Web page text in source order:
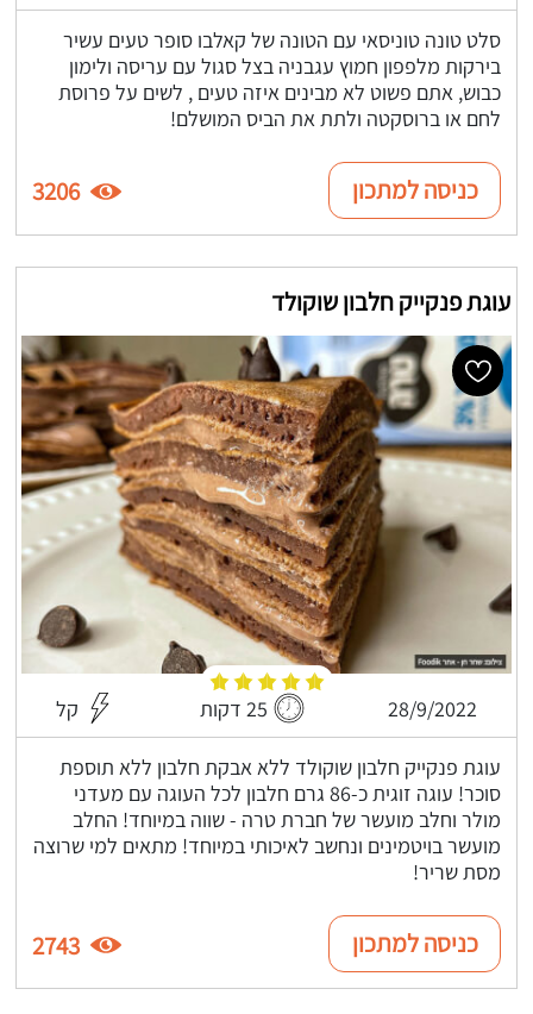
סלט טונה טוניסאי עם הטונה של קאלבו סופר טעים עשיר
בירקות מלפפון חמוץ עגבניה בצל סגול עם עריסה ולימון
כבוש, אתם פשוט לא מבינים איזה טעים , לשים על פרוסת
לחם או ברוסקטה ולתת את הביס המושלם!
כניסה למתכון 3206
עוגת פנקייק חלבון שוקולד
28/9/2022 25 דקות קל
עוגת פנקייק חלבון שוקולד ללא אבקת חלבון ללא תוספת
סוכר! עוגה זוגית כ-86 גרם חלבון לכל העוגה עם מעדני
מולר וחלב מועשר של חברת טרה - שווה במיוחד! החלב
מועשר בויטמינים ונחשב לאיכותי במיוחד! מתאים למי שרוצה
מסת שריר!
כניסה למתכון 2743